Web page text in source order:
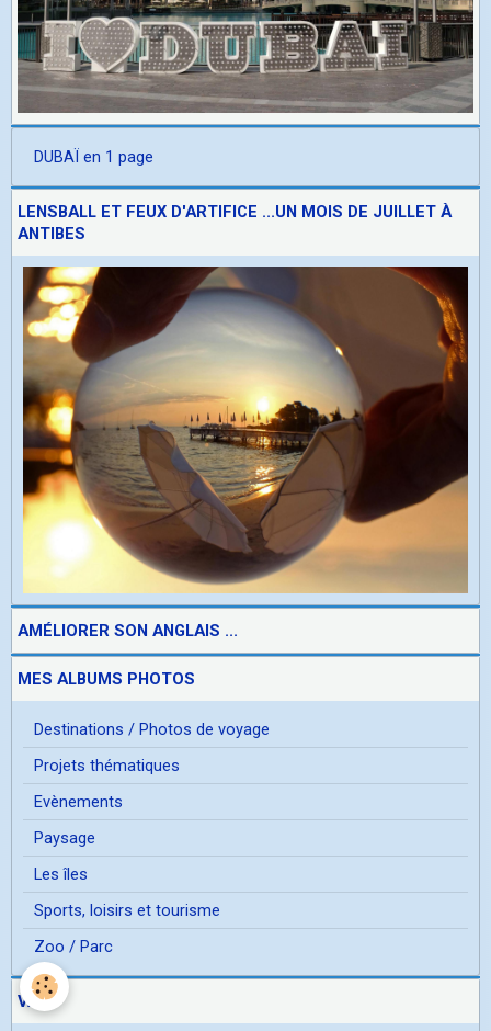
DUBAÏ en 1 page
LENSBALL ET FEUX D'ARTIFICE ...UN MOIS DE JUILLET À
ANTIBES
AMÉLIORER SON ANGLAIS ...
MES ALBUMS PHOTOS
Destinations / Photos de voyage
Projets thématiques
Evènements
Paysage
Les îles
Sports, loisirs et tourisme
Zoo / Parc
VARS